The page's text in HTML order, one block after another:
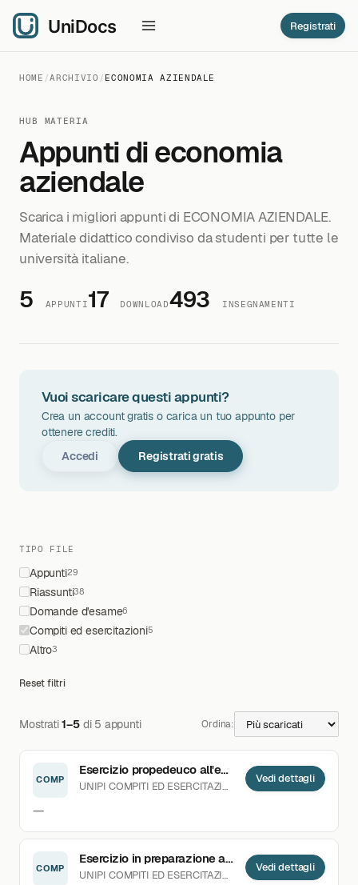
Registrati
HOME /ARCHIVIO / ECONOMIA AZIENDALE
HUB MATERIA
Appunti di economia
aziendale
Scarica i migliori appunti di ECONOMIA AZIENDALE.
Materiale didattico condiviso da studenti per tutte le
università italiane.
5 APPUNTI17 DOWNLOAD493 INSEGNAMENTI
Vuoi scaricare questi appunti?
Crea un account gratis o carica un tuo appunto per
ottenere crediti.
Accedi
Registrati gratis
TIPO FILE
Appunti29
Riassunti38
Domande d'esame6
Compiti ed esercitazioni5
Altro3
Reset filtri
Mostrati1–5di 5 appunti Ordina:
COMP
Esercizio propedeuco all'esame
UNIPI COMPITI ED ESERCITAZIONI 8 DOWNLOAD
—
Vedi dettagli
COMP
Esercizio in preparazione all'esame
UNIPI COMPITI ED ESERCITAZIONI 6 DOWNLOAD
Vedi dettagli